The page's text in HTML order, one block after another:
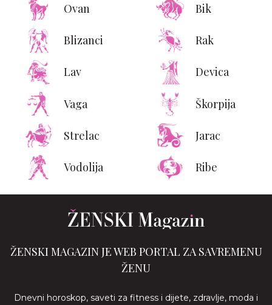
Ovan Bik
Blizanci Rak
Lav Devica
Vaga Škorpija
Strelac Jarac
Vodolija Ribe
ŽENSKI MAGAZIN JE WEB PORTAL ZA SAVREMENU
ŽENU
Dnevni horoskop, saveti za fitness i dijete, zdravlje, moda i